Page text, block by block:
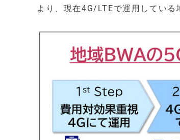
より、現在4G/LTEで運用している